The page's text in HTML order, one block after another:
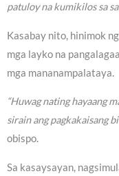
patuloy na kumikilos sa
Kasabay nito, hinimok
mga layko na
mga mananampalataya.
“Huwag nating hayaang
sirain ang pagkakaisang
obispo.
Sa kasaysayan,